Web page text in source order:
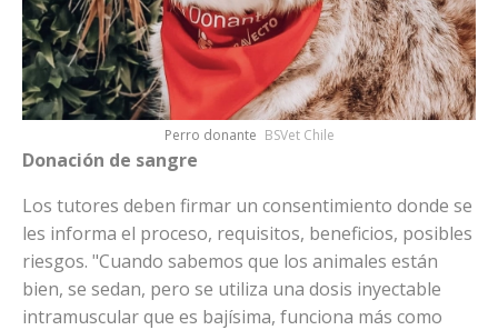
Perro donante BSVet Chile
Donación de sangre
Los tutores deben firmar un consentimiento donde se
les informa el proceso, requisitos, beneficios, posibles
riesgos. "Cuando sabemos que los animales están
bien, se sedan, pero se utiliza una dosis inyectable
intramuscular que es bajísima, funciona más como